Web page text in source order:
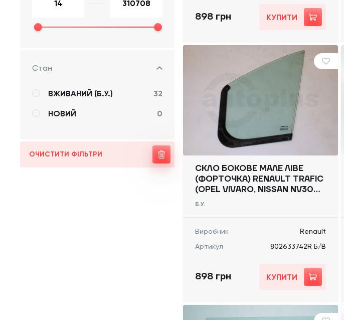
Стан
ВЖИВАНИЙ (Б.У.) 32
НОВИЙ 0
ОЧИСТИТИ ФІЛЬТРИ
898 грн КУПИТИ
СКЛО БОКОВЕ МАЛЕ ЛІВЕ
(ФОРТОЧКА) RENAULT TRAFIC
(OPEL VIVARO, NISSAN NV300)
2014 -, 802633742R Б/В
Б.У.
Виробник
Renault
Артикул
802633742R Б/В
898 грн КУПИТИ